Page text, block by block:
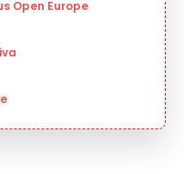
Open Europe